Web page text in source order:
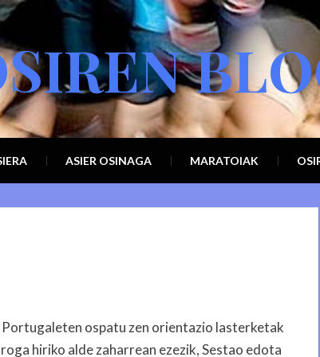
ASIER OSINAGA MARATOIAK
ospatu zen orientazio lasterketak
hiriko alde zaharrean ezezik, Sestao edota